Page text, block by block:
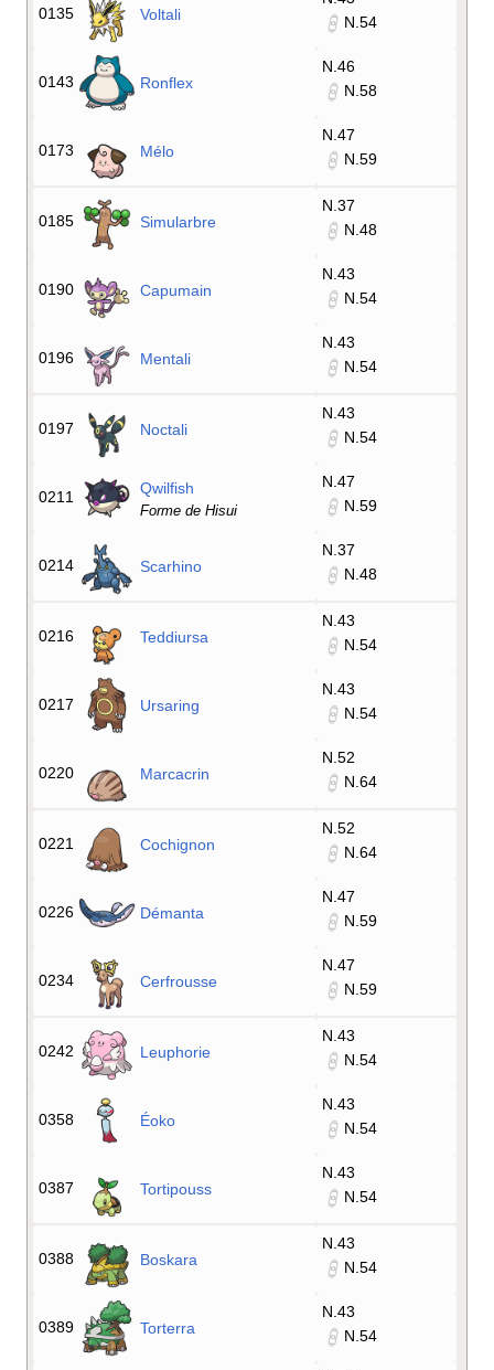
0135 Voltali
N.54
0143 Ronflex
N.46
N.58
0173 Mélo
N.47
N.59
0185 Simularbre
N.37
N.48
0190 Capumain
N.43
N.54
0196 Mentali
N.43
N.54
0197 Noctali
N.43
N.54
0211 Qwilfish
Forme de Hisui
N.47
N.59
0214 Scarhino
N.37
N.48
0216 Teddiursa
N.43
N.54
0217 Ursaring
N.43
N.54
0220 Marcacrin
N.52
N.64
0221 Cochignon
N.52
N.64
0226 Démanta
N.47
N.59
0234 Cerfrousse
N.47
N.59
0242 Leuphorie
N.43
N.54
0358 Éoko
N.43
N.54
0387 Tortipouss
N.43
N.54
0388 Boskara
N.43
N.54
0389 Torterra
N.43
N.54